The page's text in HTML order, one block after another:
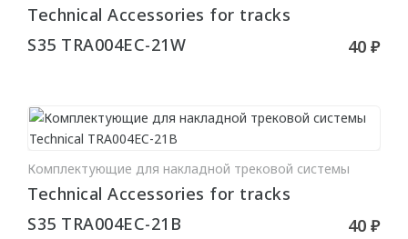
КЛЕИ
КРАСКИ
Swiss Lake
Technical Accessories for tracks
S35 TRA004EC-21W
40 ₽
В КОРЗИНУ
Комплектующие для накладной трековой системы
Technical Accessories for tracks
S35 TRA004EC-21B
40 ₽